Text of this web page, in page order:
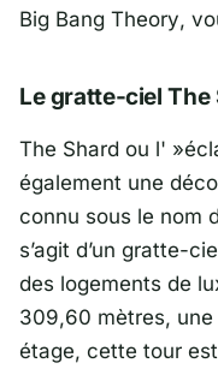
Big Bang Theory,
Le gratte-ciel The
The Shard ou l'
également une
connu sous le nom
s’agit d’un gratte-
des logements de
309,60 mètres,
étage, cette tour